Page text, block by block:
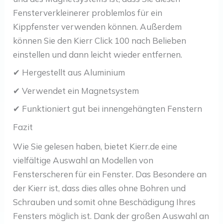
Fensterverkleinerer problemlos für ein
Kippfenster verwenden können. Außerdem
können Sie den Kierr Click 100 nach Belieben
einstellen und dann leicht wieder entfernen.
✔ Hergestellt aus Aluminium
✔ Verwendet ein Magnetsystem
✔ Funktioniert gut bei innengehängten Fenstern
Fazit
Wie Sie gelesen haben, bietet Kierr.de eine
vielfältige Auswahl an Modellen von
Fensterscheren für ein Fenster. Das Besondere an
der Kierr ist, dass dies alles ohne Bohren und
Schrauben und somit ohne Beschädigung Ihres
Fensters möglich ist. Dank der großen Auswahl an